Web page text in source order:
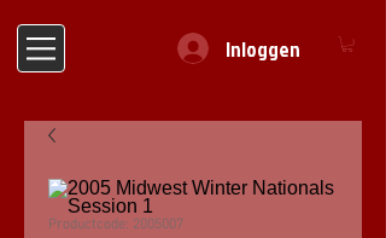
Inloggen
Productcode: 2005007